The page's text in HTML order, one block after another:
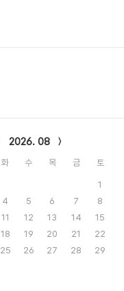
2026. 08
화 수 목 금 토
1
4 5 6 7
8
11 12 13 14
15
18 19 20 21
22
25 26 27 28
29